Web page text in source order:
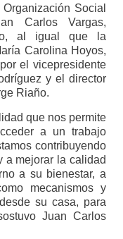
Social
Carlos Vargas,
al igual que la
Carolina Hoyos,
el vicepresidente
y el director
Riaño.
que nos permite
a un trabajo
contribuyendo
a mejorar la calidad
a su bienestar, a
mecanismos y
su casa, para
Juan Carlos